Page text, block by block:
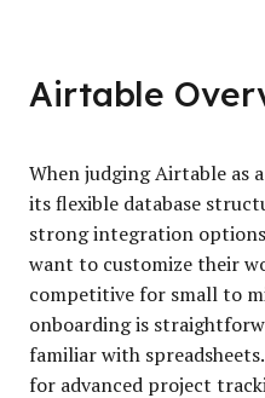
Airtable
When judging Airtable as
its flexible database
strong integration
want to customize their
competitive for small to
onboarding is
familiar with
for advanced project